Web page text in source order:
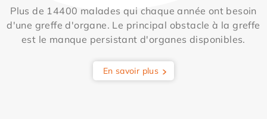
Plus de 14400 malades qui chaque année ont besoin
d'une greffe d'organe. Le principal obstacle à la greffe
est le manque persistant d'organes disponibles.
En savoir plus